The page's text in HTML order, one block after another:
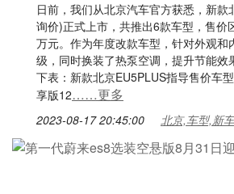
日前，我们从北京汽车官方获悉，新款
询价)正式上市，共推出6款车型，售价
万元。作为年度改款车型，针对外观和
级，同时换装了热泵空调，提升节能效
下表：新款北京EU5PLUS指导售价车
享版12……更多
2023-08-17 20:45:00 北京,车型,新